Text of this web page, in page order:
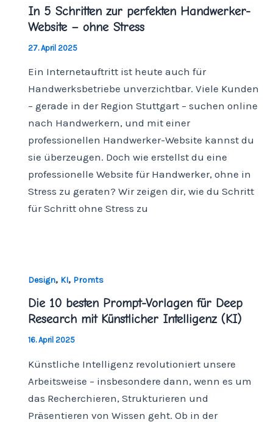
In 5 Schritten zur perfekten Handwerker-
Website – ohne Stress
27. April 2025
Ein Internetauftritt ist heute auch für
Handwerksbetriebe unverzichtbar. Viele Kunden
– gerade in der Region Stuttgart – suchen online
nach Handwerkern, und mit einer
professionellen Handwerker-Website kannst du
sie überzeugen. Doch wie erstellst du eine
professionelle Website für Handwerker, ohne in
Stress zu geraten? Wir zeigen dir, wie du Schritt
für Schritt ohne Stress zu
Design, KI, Promts
Die 10 besten Prompt-Vorlagen für Deep
Research mit Künstlicher Intelligenz (KI)
16. April 2025
Künstliche Intelligenz revolutioniert unsere
Arbeitsweise – insbesondere dann, wenn es um
das Recherchieren, Strukturieren und
Präsentieren von Wissen geht. Ob in der